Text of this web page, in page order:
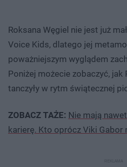
Roksana Węgiel nie jest już
Voice Kids, dlatego jej
poważniejszym wyglądem
Poniżej możecie zobaczyć, jak
tanczyły w rytm świątecznej
ZOBACZ TAŻE: Nie mają
karierę. Kto oprócz Viki Gabor